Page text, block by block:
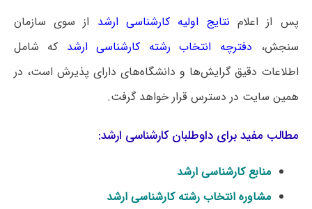
پس از اعلام نتایج اولیه کارشناسی ارشد از سوی سازمان
سنجش، دفترچه انتخاب رشته کارشناسی ارشد که شامل
اطلاعات دقیق گرایش‌ها و دانشگاه‌های دارای پذیرش است، در
همین سایت در دسترس قرار خواهد گرفت.
مطالب مفید برای داوطلبان کارشناسی ارشد:
منابع کارشناسی ارشد
مشاوره انتخاب رشته کارشناسی ارشد